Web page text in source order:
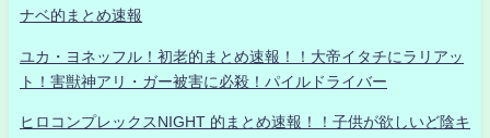
ナベ的まとめ速報
ユカ・ヨネッフル！初老的まとめ速報！！大帝イタチにラリアッ
ト！害獣神アリ・ガー被害に必殺！パイルドライバー
ヒロコンプレックスNIGHT 的まとめ速報！！子供が欲しいど陰キ